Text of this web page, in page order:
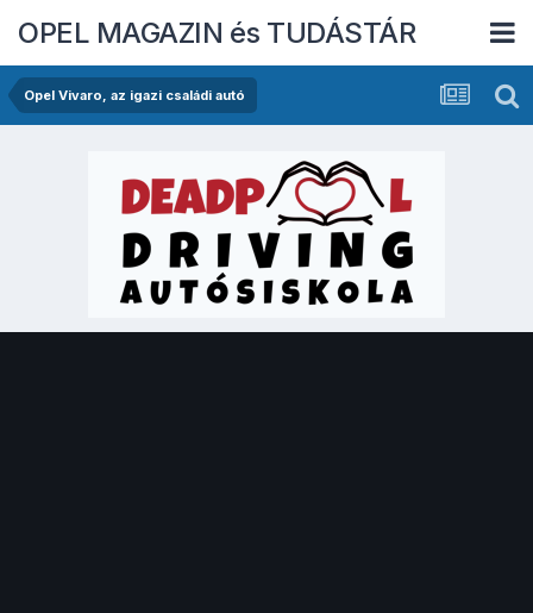
OPEL MAGAZIN és TUDÁSTÁR
Opel Vivaro, az igazi családi autó